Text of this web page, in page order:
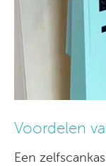
Voordelen
Een